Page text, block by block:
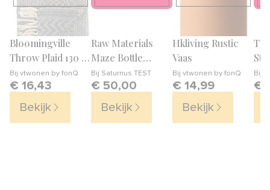
Bloomingville
Throw Plaid 130 x
160 cm
Bij vtwonen by fonQ
€ 16,43
Bekijk
Raw Materials
Maze Bottle
Hanglamp
Bij Saturnus TEST
€ 50,00
Bekijk
Hkliving Rustic
Vaas
Bij vtwonen by fonQ
€ 14,99
Bekijk
–
Bij
€